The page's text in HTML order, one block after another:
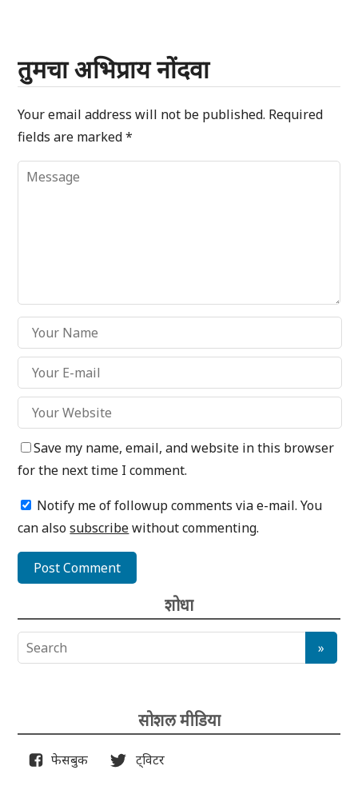
तुमचा अभिप्राय नोंदवा
Your email address will not be published. Required
fields are marked*
Save my name, email, and website in this browser
for the next time I comment.
Notify me of followup comments via e-mail. You
can alsosubscribewithout commenting.
शोधा
सोशल मीडिया
फेसबुक ट्विटर